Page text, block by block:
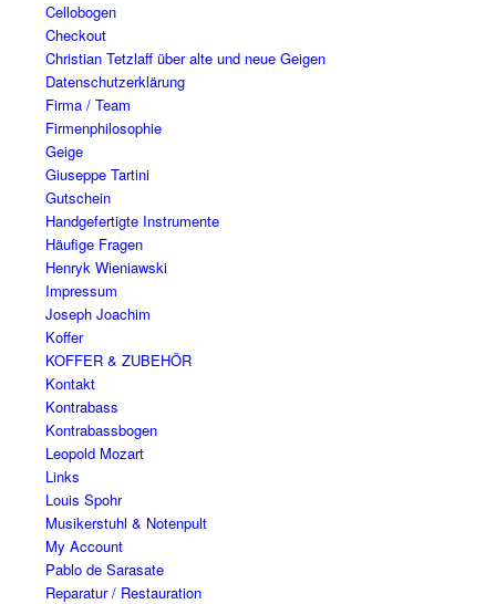
Cellobogen
Checkout
Christian Tetzlaff über alte und neue Geigen
Datenschutzerklärung
Firma / Team
Firmenphilosophie
Geige
Giuseppe Tartini
Gutschein
Handgefertigte Instrumente
Häufige Fragen
Henryk Wieniawski
Impressum
Joseph Joachim
Koffer
KOFFER & ZUBEHÖR
Kontakt
Kontrabass
Kontrabassbogen
Leopold Mozart
Links
Louis Spohr
Musikerstuhl & Notenpult
My Account
Pablo de Sarasate
Reparatur / Restauration